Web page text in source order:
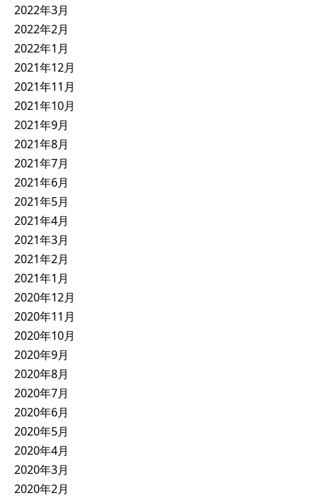
2022年3月
2022年2月
2022年1月
2021年12月
2021年11月
2021年10月
2021年9月
2021年8月
2021年7月
2021年6月
2021年5月
2021年4月
2021年3月
2021年2月
2021年1月
2020年12月
2020年11月
2020年10月
2020年9月
2020年8月
2020年7月
2020年6月
2020年5月
2020年4月
2020年3月
2020年2月